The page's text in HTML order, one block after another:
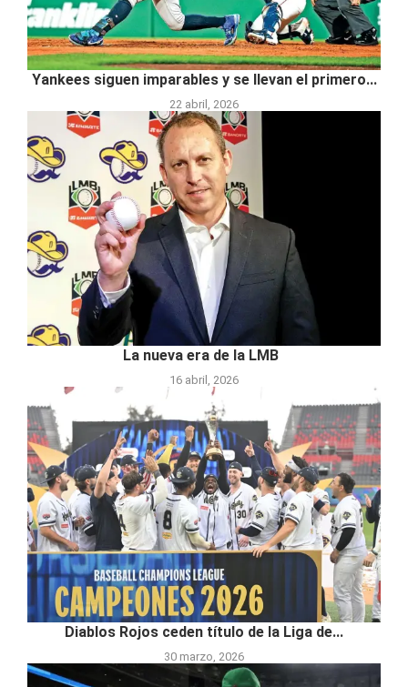
Yankees siguen imparables y se llevan el primero...
22 abril, 2026
La nueva era de la LMB
16 abril, 2026
Diablos Rojos ceden título de la Liga de...
30 marzo, 2026